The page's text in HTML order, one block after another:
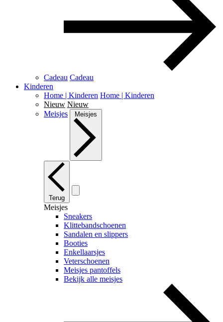
Cadeau Cadeau
Kinderen
Home | Kinderen Home | Kinderen
Nieuw Nieuw
Meisjes
Meisjes
Terug
Meisjes
Sneakers
Klittebandschoenen
Sandalen en slippers
Booties
Enkellaarsjes
Veterschoenen
Meisjes pantoffels
Bekijk alle meisjes